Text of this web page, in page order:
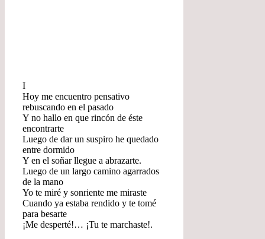
I
Hoy me encuentro pensativo
rebuscando en el pasado
Y no hallo en que rincón de éste
encontrarte
Luego de dar un suspiro he quedado
entre dormido
Y en el soñar llegue a abrazarte.
Luego de un largo camino agarrados
de la mano
Yo te miré y sonriente me miraste
Cuando ya estaba rendido y te tomé
para besarte
¡Me desperté!… ¡Tu te marchaste!.